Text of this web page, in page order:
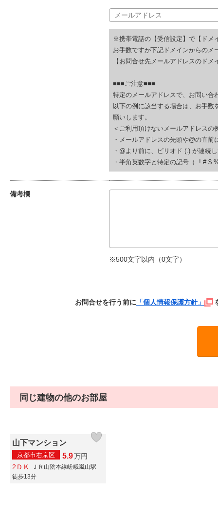
※携帯電話の【受信設定】で【ドメ
お手数ですが下記ドメインからのメ
【お問合せ先メールアドレスのドメ
■■■ご注意■■■
特定のメールアドレスで、お問い合
以下の例に該当する場合は、お手
願いします。
＜ご利用頂けないメールアドレスの
・メールアドレスの先頭や@の直
・@より前に、ピリオド (.) が連続
・半角英数字と特定の記号（. ! # $
備考欄
※500文字以内（0文字）
お問合せを行う前に「個人情報保護方針」
同じ建物の他のお部屋
山下マンション
京都市右京区 5.9万円
2ＤＫ
ＪＲ山陰本線嵯峨嵐山駅
徒歩13分